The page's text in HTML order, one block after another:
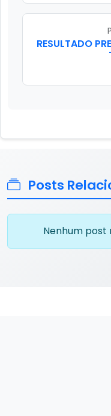
RESULTADO
Posts
Nenhum